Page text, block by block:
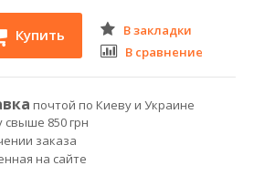
Купить
В закладки
В сравнение
почтой по Киеву и Украине
свыше 850 грн
заказа
на сайте